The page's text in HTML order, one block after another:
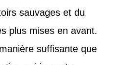
sauvages et du
plus mises en avant.
suffisante que